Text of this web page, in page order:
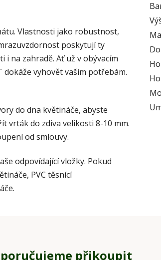
Vlastnosti jako robustnost,
poskytují ty
na zahradě. Ať už v obývacím
dokáže vyhovět vašim potřebám.
do dna květináče, abyste
vrták do zdiva velikosti 8-10 mm.
od smlouvy.
odpovídající vložky. Pokud
PVC těsnící
přikoupit